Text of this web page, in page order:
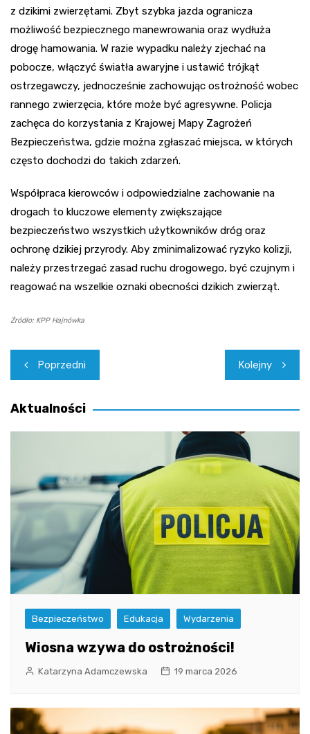
z dzikimi zwierzętami. Zbyt szybka jazda ogranicza
możliwość bezpiecznego manewrowania oraz wydłuża
drogę hamowania. W razie wypadku należy zjechać na
pobocze, włączyć światła awaryjne i ustawić trójkąt
ostrzegawczy, jednocześnie zachowując ostrożność wobec
rannego zwierzęcia, które może być agresywne. Policja
zachęca do korzystania z Krajowej Mapy Zagrożeń
Bezpieczeństwa, gdzie można zgłaszać miejsca, w których
często dochodzi do takich zdarzeń.
Współpraca kierowców i odpowiedzialne zachowanie na
drogach to kluczowe elementy zwiększające
bezpieczeństwo wszystkich użytkowników dróg oraz
ochronę dzikiej przyrody. Aby zminimalizować ryzyko kolizji,
należy przestrzegać zasad ruchu drogowego, być czujnym i
reagować na wszelkie oznaki obecności dzikich zwierząt.
Źródło: KPP Hajnówka
Nawigacja
wpisu
Poprzedni Kolejny
Aktualności
Bezpieczeństwo Edukacja Wydarzenia
Wiosna wzywa do ostrożności!
Katarzyna Adamczewska 19 marca 2026